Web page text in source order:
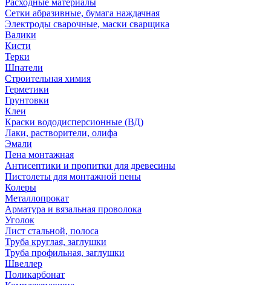
Расходные материалы
Сетки абразивные, бумага наждачная
Электроды сварочные, маски сварщика
Валики
Кисти
Терки
Шпатели
Строительная химия
Герметики
Грунтовки
Клеи
Краски вододисперсионные (ВД)
Лаки, растворители, олифа
Эмали
Пена монтажная
Антисептики и пропитки для древесины
Пистолеты для монтажной пены
Колеры
Металлопрокат
Арматура и вязальная проволока
Уголок
Лист стальной, полоса
Труба круглая, заглушки
Труба профильная, заглушки
Швеллер
Поликарбонат